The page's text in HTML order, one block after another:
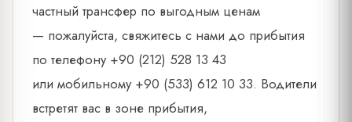
частный трансфер по выгодным ценам
— пожалуйста, свяжитесь с нами до прибытия
по телефону +90 (212) 528 13 43
или мобильному +90 (533) 612 10 33. Водители
встретят вас в зоне прибытия,